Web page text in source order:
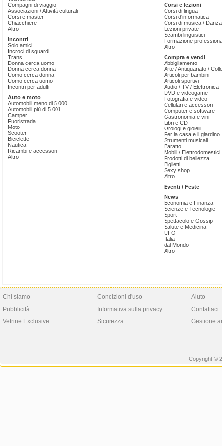
Compagni di viaggio
Associazioni / Attività culturali
Corsi e master
Chiacchiere
Altro
Incontri
Solo amici
Incroci di sguardi
Trans
Donna cerca uomo
Donna cerca donna
Uomo cerca donna
Uomo cerca uomo
Incontri per adulti
Auto e moto
Automobili meno di 5.000
Automobili più di 5.001
Camper
Fuoristrada
Moto
Scooter
Biciclette
Nautica
Ricambi e accessori
Altro
Corsi e lezioni
Corsi di lingua
Corsi d'informatica
Corsi di musica /
Lezioni private
Scambi linguistici
Formazione
Altro
Compra e vendi
Abbigliamento
Arte / Antiquariato /
Articoli per bambini
Articoli sportivi
Audio / TV / Elettronica
DVD e videogame
Fotografia e video
Cellulari e accessori
Computer e software
Gastronomia e vini
Libri e CD
Orologi e gioielli
Per la casa e il giardino
Strumenti musicali
Baratto
Mobili / Elettrodomestici
Prodotti di bellezza
Biglietti
Sexy shop
Altro
Eventi / Feste
News
Economia e Finanza
Scienze e Tecnologie
Sport
Spettacolo e Gossip
Salute e Medicina
UFO
Italia
dal Mondo
Altro
Chi siamo
Pubblicità
Vetrine Exclusive
Condizioni d'uso
Informativa sulla privacy
Sicurezza
Aiuto
Contattaci
Gestione
Copyright ©